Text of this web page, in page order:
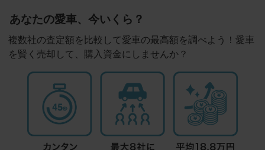
あなたの愛車、今いくら？
複数社の査定額を比較して愛車の最高額を調べよう！愛車
を賢く売却して、購入資金にしませんか？